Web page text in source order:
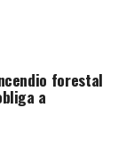
forestal
a